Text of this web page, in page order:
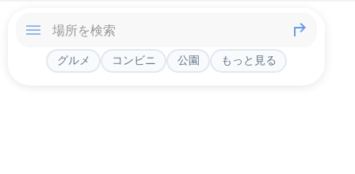
グルメ コンビニ 公園 もっと見る